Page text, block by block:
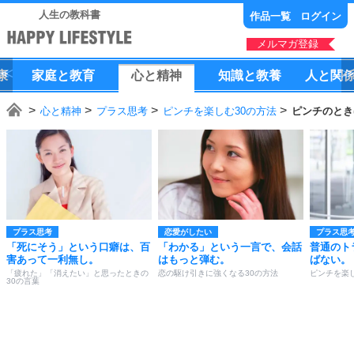
人生の教科書 作品一覧 ログイン
メルマガ登録
家庭と教育 心と精神 知識と教養 人 と 関
心と精神 プラス思考 ピンチを楽しむ30の方法 ピンチのと
プラス思考
「死にそう」という口癖は、百
害あって一利無し。
「疲れた」「消えたい」と思ったときの
30の言葉
恋愛がしたい
「わかる」という一言で、会話
はもっと弾む。
恋の駆け引きに強くなる30の方法
プラス思
普通のト
ばない。
ピンチを楽